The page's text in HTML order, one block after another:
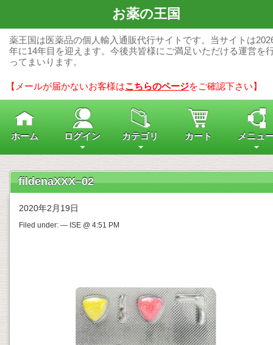
お薬の王国
薬王国は医薬品の個人輸入通販代行サイトです。当サイトは
年に14年目を迎えます。今後共皆様にご満足いただける運営を
ってまいります。
【メールが届かないお客様はこちらのページをご確認下さい】
ホーム ログイン カテゴリ カート メニュ
fildenaXXX–02
2020年2月19日
Filed under: — ISE @ 4:51 PM